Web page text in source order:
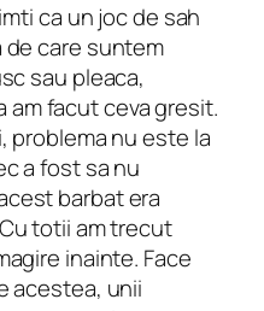
ca un joc de sah
de care suntem
sau pleaca,
facut ceva gresit.
problema nu este la
a fost sa nu
barbat era
Cu totii am trecut
inainte. Face
acestea, unii